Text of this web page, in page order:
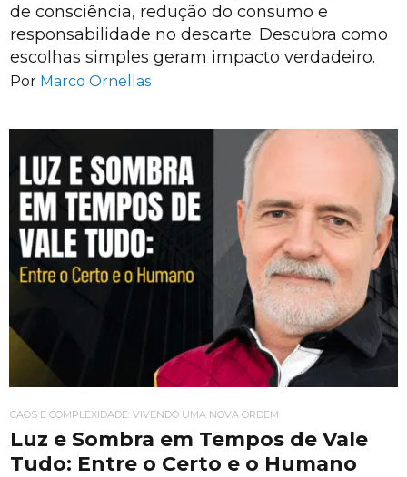
de consciência, redução do consumo e
responsabilidade no descarte. Descubra como
escolhas simples geram impacto verdadeiro.
Por Marco Ornellas
CAOS E COMPLEXIDADE: VIVENDO UMA NOVA ORDEM
Luz e Sombra em Tempos de Vale
Tudo: Entre o Certo e o Humano